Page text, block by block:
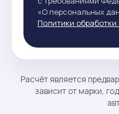
«О персональных
Политики
Расчёт является
зависит от марки,